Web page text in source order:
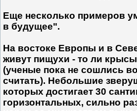
Еще несколько примеров
в будущее".
На востоке Европы и в
живут пищухи - то ли
(ученые пока не сошлись
считать). Небольшие
которых достигает 30
горизонтальных, сильно